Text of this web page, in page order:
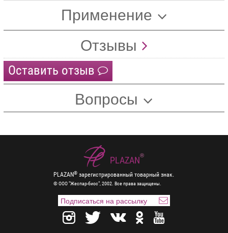
Применение
Отзывы
Оставить отзыв
Вопросы
PLAZAN®
PLAZAN® зарегистрированный товарный знак.
© ООО "Жеспар-биос", 2002. Все права защищены.